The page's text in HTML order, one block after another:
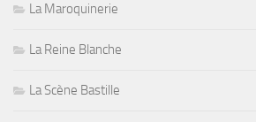
La Maroquinerie
La Reine Blanche
La Scène Bastille